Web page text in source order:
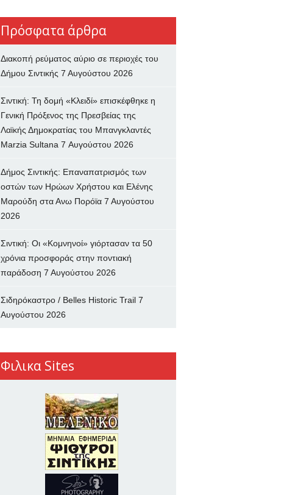
Πρόσφατα άρθρα
Διακοπή ρεύματος αύριο σε περιοχές του
Δήμου Σιντικής 7 Αυγούστου 2026
Σιντική: Τη δομή «Κλειδί» επισκέφθηκε η
Γενική Πρόξενος της Πρεσβείας της
Λαϊκής Δημοκρατίας του Μπανγκλαντές
Marzia Sultana 7 Αυγούστου 2026
Δήμος Σιντικής: Επαναπατρισμός των
oστών των Ηρώων Χρήστου και Ελένης
Μαρούδη στα Ανω Πορόϊα 7 Αυγούστου
2026
Σιντική: Οι «Κομνηνοί» γιόρτασαν τα 50
χρόνια προσφοράς στην ποντιακή
παράδοση 7 Αυγούστου 2026
Σιδηρόκαστρο / Belles Historic Trail 7
Αυγούστου 2026
Φιλικα Sites